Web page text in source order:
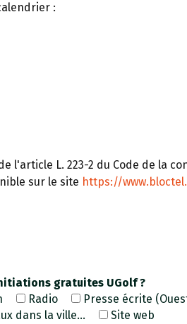
:
l'article L. 223-2 du Code de la
sur le site https://
gratuites UGolf ?
Radio Presse écrite
dans la ville...
Site web